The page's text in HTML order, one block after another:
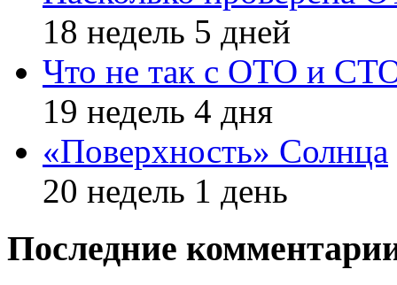
18 недель 5 дней
Что не так с ОТО и
19 недель 4 дня
«Поверхность» Солнца
20 недель 1 день
Последние